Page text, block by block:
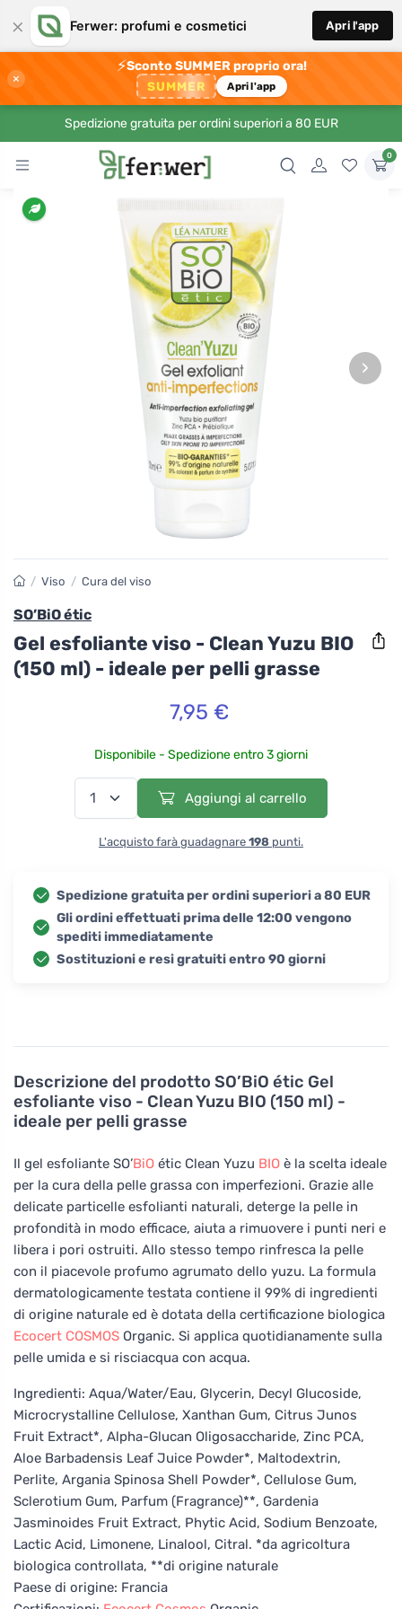
× Ferwer: profumi e cosmetici Apri l'app
×
⚡Sconto SUMMER proprio ora!
SUMMER Apri l'app
Spedizione gratuita per ordini superiori a 80 EUR
0
›
Descrizione del prodotto SO’BiO étic Gel
esfoliante viso - Clean Yuzu BIO (150 ml) -
ideale per pelli grasse
Il gel esfoliante SO’BiO étic Clean Yuzu BIO è la scelta ideale
per la cura della pelle grassa con imperfezioni. Grazie alle
delicate particelle esfolianti naturali, deterge la pelle in
profondità in modo efficace, aiuta a rimuovere i punti neri e
libera i pori ostruiti. Allo stesso tempo rinfresca la pelle
con il piacevole profumo agrumato dello yuzu. La formula
dermatologicamente testata contiene il 99% di ingredienti
di origine naturale ed è dotata della certificazione biologica
Ecocert COSMOS Organic. Si applica quotidianamente sulla
pelle umida e si risciacqua con acqua.
Ingredienti: Aqua/Water/Eau, Glycerin, Decyl Glucoside,
Microcrystalline Cellulose, Xanthan Gum, Citrus Junos
Fruit Extract*, Alpha-Glucan Oligosaccharide, Zinc PCA,
Aloe Barbadensis Leaf Juice Powder*, Maltodextrin,
Perlite, Argania Spinosa Shell Powder*, Cellulose Gum,
Sclerotium Gum, Parfum (Fragrance)**, Gardenia
Jasminoides Fruit Extract, Phytic Acid, Sodium Benzoate,
Lactic Acid, Limonene, Linalool, Citral. *da agricoltura
biologica controllata, **di origine naturale
Paese di origine: Francia
/ Viso / Cura del viso
SO’BiO étic
Gel esfoliante viso - Clean Yuzu BIO
(150 ml) - ideale per pelli grasse
7,95 €
Disponibile - Spedizione entro 3 giorni
Aggiungi al carrello
L'acquisto farà guadagnare 198 punti.
Spedizione gratuita per ordini superiori a 80 EUR
Gli ordini effettuati prima delle 12:00 vengono
spediti immediatamente
Sostituzioni e resi gratuiti entro 90 giorni